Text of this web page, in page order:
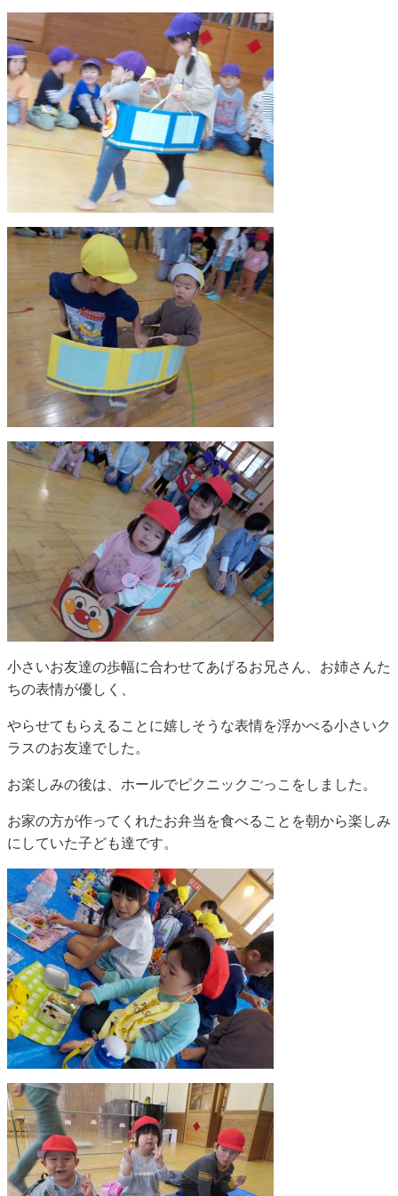
小さいお友達の歩幅に合わせてあげるお兄さん、お姉さんた
ちの表情が優しく、
やらせてもらえることに嬉しそうな表情を浮かべる小さいク
ラスのお友達でした。
お楽しみの後は、ホールでピクニックごっこをしました。
お家の方が作ってくれたお弁当を食べることを朝から楽しみ
にしていた子ども達です。